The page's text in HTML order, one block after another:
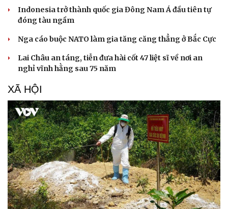
Sản phụ khoa
Nhi khoa
Nam khoa
Làm đẹp - giảm cân
Ăn sạch sống khỏe
Tình yêu - Gia đình
Indonesia trở thành quốc gia Đông Nam Á đầu tiên tự
đóng tàu ngầm
Nga cáo buộc NATO làm gia tăng căng thẳng ở Bắc Cực
Lai Châu an táng, tiễn đưa hài cốt 47 liệt sĩ về nơi an
nghỉ vĩnh hằng sau 75 năm
XÃ HỘI